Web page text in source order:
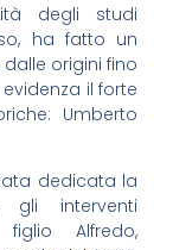
degli studi
ha fatto un
dalle origini fino
il forte
Umberto
dedicata la
interventi
Alfredo,